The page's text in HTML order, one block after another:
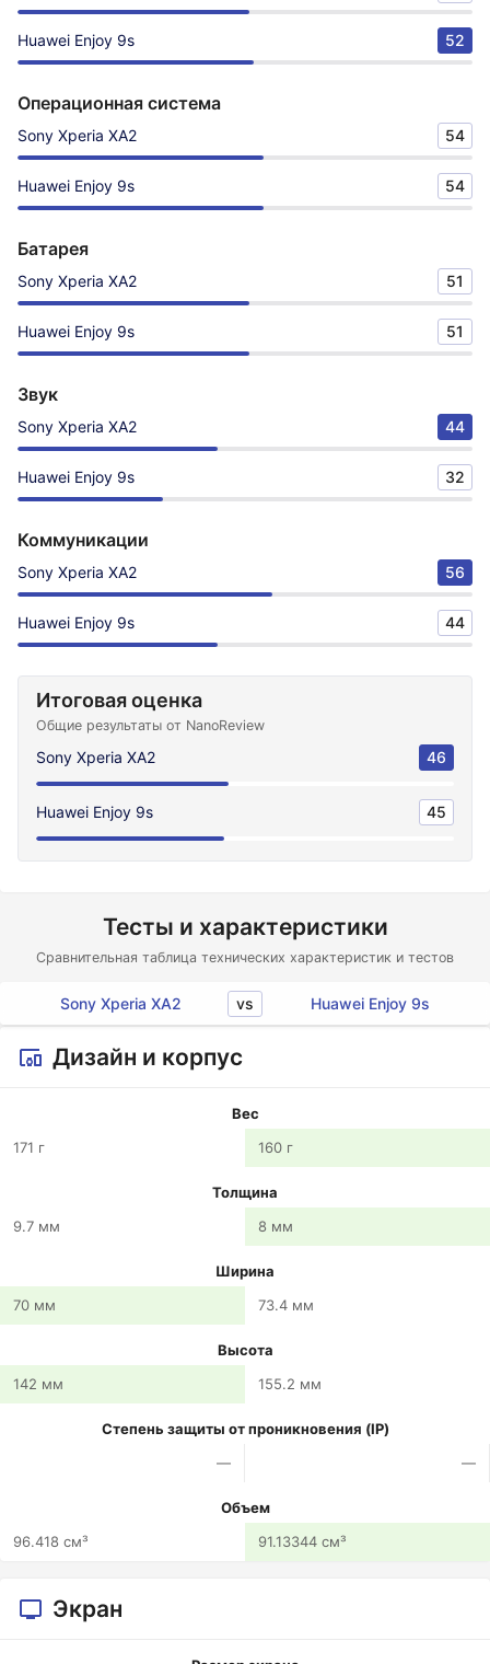
Huawei Enjoy 9s 52
Операционная система
Sony Xperia XA2 54
Huawei Enjoy 9s 54
Батарея
Sony Xperia XA2 51
Huawei Enjoy 9s 51
Звук
Sony Xperia XA2 44
Huawei Enjoy 9s 32
Коммуникации
Sony Xperia XA2 56
Huawei Enjoy 9s 44
Итоговая оценка
Общие результаты от NanoReview
Sony Xperia XA2 46
Huawei Enjoy 9s 45
Тесты и характеристики
Сравнительная таблица технических характеристик и тестов
Sony Xperia XA2 vs Huawei Enjoy 9s
Дизайн и корпус
Вес
171 г
160 г
Толщина
9.7 мм
8 мм
Ширина
70 мм
73.4 мм
Высота
142 мм
155.2 мм
Степень защиты от проникновения (IP)
—
—
Объем
96.418 см³
91.13344 см³
Экран